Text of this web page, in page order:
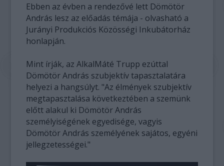
Ebben az évben a rendezővé lett Dömötör
András lesz az előadás témája - olvasható a
Jurányi Produkciós Közösségi Inkubátorház
honlapján.
Mint írják, az AlkalMáté Trupp ezúttal
Dömötör András szubjektív tapasztalatára
helyezi a hangsúlyt. "Az élmények szubjektív
megtapasztalása következtében a szemünk
előtt alakul ki Dömötör András
személyiségének egyedisége, vagyis
Dömötör András személyének sajátos, egyéni
jellegzetességei."